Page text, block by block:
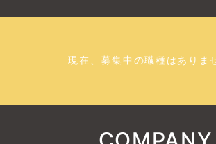
現在、募集中の職種はありま